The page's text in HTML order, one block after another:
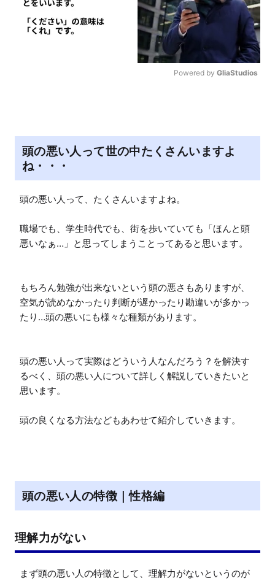
Powered by GliaStudios
頭の悪い人って世の中たくさんいますよ
ね・・・
頭の悪い人って、たくさんいますよね。
職場でも、学生時代でも、街を歩いていても「ほんと頭
悪いなぁ…」と思ってしまうことってあると思います。
もちろん勉強が出来ないという頭の悪さもありますが、
空気が読めなかったり判断が遅かったり勘違いが多かっ
たり…頭の悪いにも様々な種類があります。
頭の悪い人って実際はどういう人なんだろう？を解決す
るべく、頭の悪い人について詳しく解説していきたいと
思います。
頭の良くなる方法などもあわせて紹介していきます。
頭の悪い人の特徴｜性格編
理解力がない
まず頭の悪い人の特徴として、理解力がないというのが